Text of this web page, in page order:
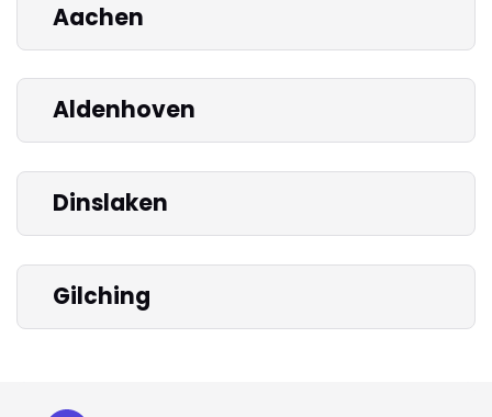
Aachen
Aldenhoven
Dinslaken
Gilching